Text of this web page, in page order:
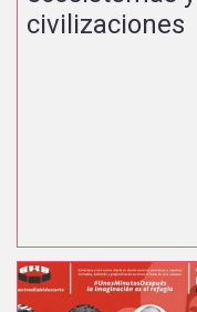
civilizaciones